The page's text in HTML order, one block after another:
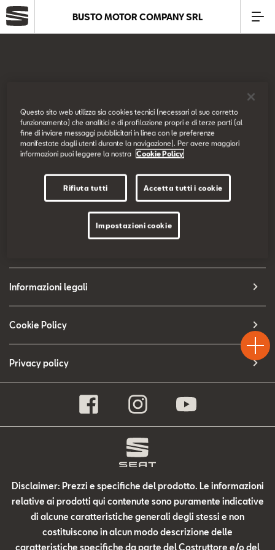
Offerte
Business
SEAT Usato Certificato
Contatti
Configuratore
BUSTO MOTOR COMPANY SRL
Prova su strada
Configuratore
Informazioni legali
Cookie Policy
Privacy policy
Disclaimer: Prezzi e specifiche del prodotto. Le informazioni
relative ai prodotti qui contenute sono puramente indicative
di alcune caratteristiche generali degli stessi e non
costituiscono in alcun modo descrizione delle
caratteristiche specifiche da parte del Costruttore e/o del
Drive
Chiama
Questo sito web utilizza sia cookies tecnici (necessari al suo corretto
funzionamento) che analitici e di profilazione propri e di terze parti (al
fine di inviare messaggi pubblicitari in linea con le preferenze
manifestate dagli utenti durante la navigazione). Per avere maggiori
informazioni puoi leggere la nostra
Cookie Policy
Rifiuta tutti Accetta tutti i cookie
Impostazioni cookie